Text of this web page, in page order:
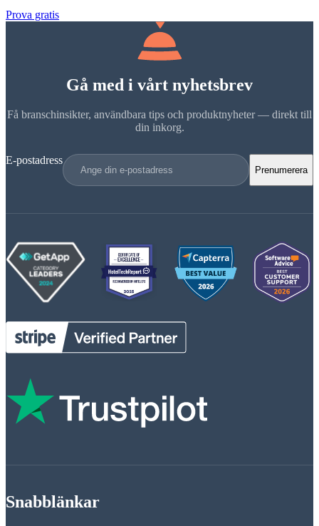
Prova gratis
Gå med i vårt nyhetsbrev
Få branschinsikter, användbara tips och produktnyheter — direkt till
din inkorg.
E-postadress
Prenumerera
Snabblänkar